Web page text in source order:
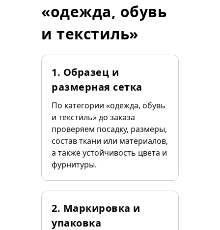
«одежда, обувь
и текстиль»
1. Образец и
размерная сетка
По категории «одежда, обувь
и текстиль» до заказа
проверяем посадку, размеры,
состав ткани или материалов,
а также устойчивость цвета и
фурнитуры.
2. Маркировка и
упаковка